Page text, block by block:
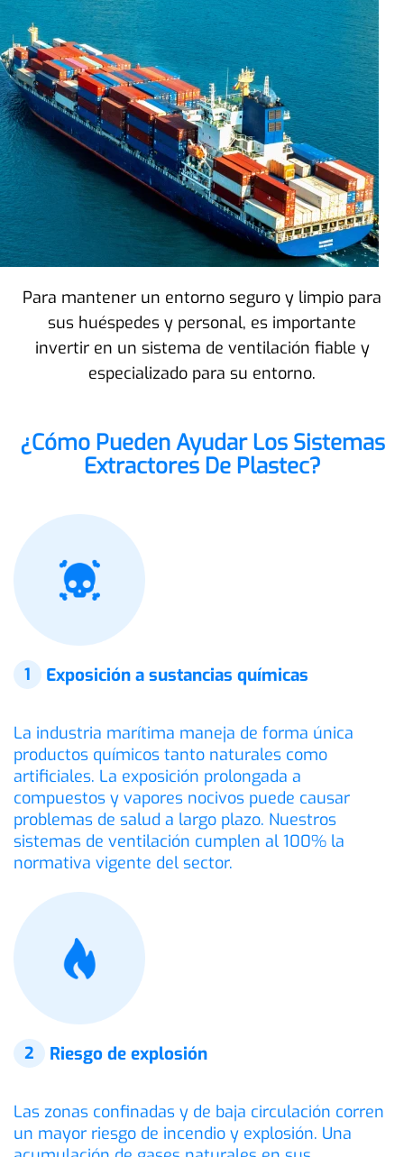
Para mantener un entorno seguro y limpio para
sus huéspedes y personal, es importante
invertir en un sistema de ventilación fiable y
especializado para su entorno.
¿Cómo Pueden Ayudar Los Sistemas
Extractores De Plastec?
1 Exposición a sustancias químicas
La industria marítima maneja de forma única
productos químicos tanto naturales como
artificiales. La exposición prolongada a
compuestos y vapores nocivos puede causar
problemas de salud a largo plazo. Nuestros
sistemas de ventilación cumplen al 100% la
normativa vigente del sector.
2 Riesgo de explosión
Las zonas confinadas y de baja circulación corren
un mayor riesgo de incendio y explosión. Una